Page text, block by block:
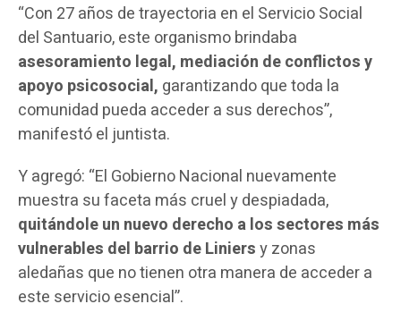
“Con 27 años de trayectoria en el Servicio Social
del Santuario, este organismo brindaba
asesoramiento legal, mediación de conflictos y
apoyo psicosocial, garantizando que toda la
comunidad pueda acceder a sus derechos”,
manifestó el juntista.
Y agregó: “El Gobierno Nacional nuevamente
muestra su faceta más cruel y despiadada,
quitándole un nuevo derecho a los sectores más
vulnerables del barrio de Liniersy zonas
aledañas que no tienen otra manera de acceder a
este servicio esencial”.